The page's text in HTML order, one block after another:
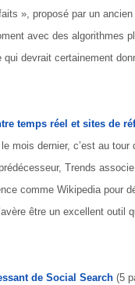
», proposé par un
avec des algorithmes
devrait certainement
temps réel et sites de
mois dernier, c’est au
Trends
comme Wikipedia pour
être un excellent outil
de Social Search (5